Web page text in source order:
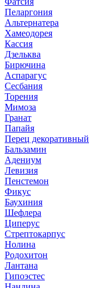
Пеларгония
Альтернатера
Хамеодорея
Кассия
Дзельква
Бирючина
Аспарагус
Сесбания
Торения
Мимоза
Гранат
Папайя
Перец декоративный
Бальзамин
Адениум
Левизия
Пенстемон
Фикус
Баухиния
Шефлера
Циперус
Стрептокарпус
Нолина
Родохитон
Лантана
Гипоэстес